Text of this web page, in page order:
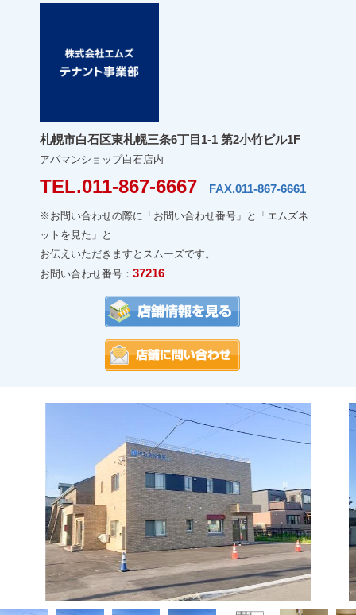
札幌市白石区東札幌三条6丁目1-1 第2小竹ビル1F
アパマンショップ白石店内
TEL.011-867-6667 FAX.011-867-6661
※お問い合わせの際に「お問い合わせ番号」と「エムズネ
ットを見た」と
お伝えいただきますとスムーズです。
お問い合わせ番号： 37216